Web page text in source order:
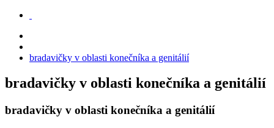
bradavičky v oblasti konečníka a genitálií
bradavičky v oblasti konečníka a genitálií
bradavičky v oblasti konečníka a genitálií